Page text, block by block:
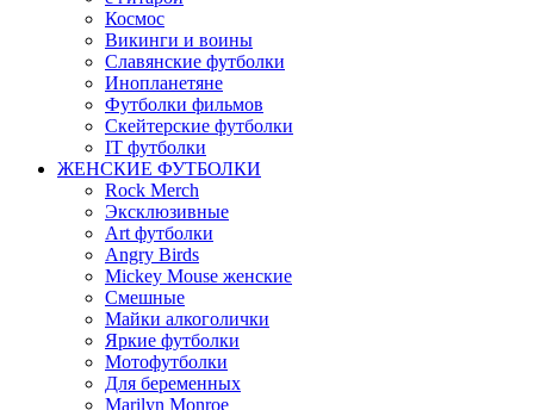
Космос
Викинги и воины
Славянские футболки
Инопланетяне
Футболки фильмов
Скейтерские футболки
IT футболки
ЖЕНСКИЕ ФУТБОЛКИ
Rock Merch
Эксклюзивные
Art футболки
Angry Birds
Mickey Mouse женские
Смешные
Майки алкоголички
Яркие футболки
Мотофутболки
Для беременных
Marilyn Monroe